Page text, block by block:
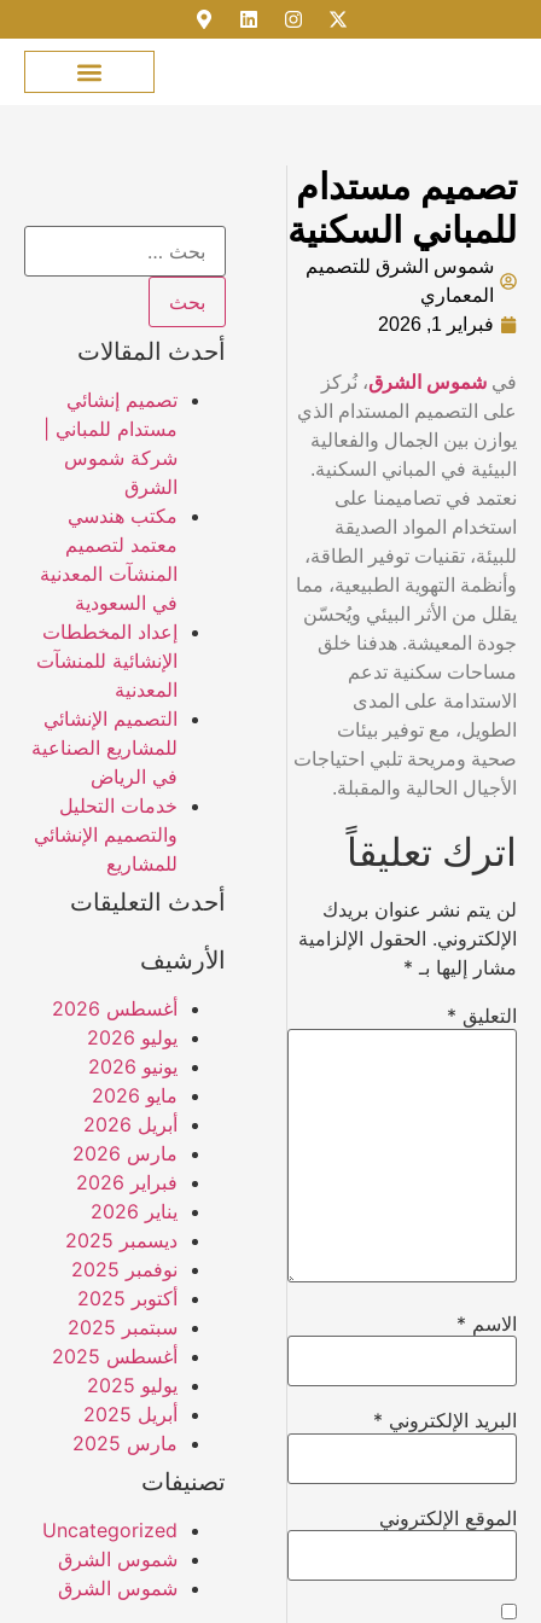
تصميم مستدام
للمباني السكنية
شموس الشرق للتصميم
المعماري
فبراير 1, 2026
في شموس الشرق، نُركز
على التصميم المستدام الذي
يوازن بين الجمال والفعالية
البيئية في المباني السكنية.
نعتمد في تصاميمنا على
استخدام المواد الصديقة
للبيئة، تقنيات توفير الطاقة،
وأنظمة التهوية الطبيعية، مما
يقلل من الأثر البيئي ويُحسّن
جودة المعيشة. هدفنا خلق
مساحات سكنية تدعم
الاستدامة على المدى
الطويل، مع توفير بيئات
صحية ومريحة تلبي احتياجات
الأجيال الحالية والمقبلة.
اترك تعليقاً
لن يتم نشر عنوان بريدك
الإلكتروني. الحقول الإلزامية
مشار إليها بـ *
التعليق *
الاسم *
البريد الإلكتروني *
الموقع الإلكتروني
أحدث المقالات
تصميم إنشائي
مستدام للمباني |
شركة شموس
الشرق
مكتب هندسي
معتمد لتصميم
المنشآت المعدنية
في السعودية
إعداد المخططات
الإنشائية للمنشآت
المعدنية
التصميم الإنشائي
للمشاريع الصناعية
في الرياض
خدمات التحليل
والتصميم الإنشائي
للمشاريع
أحدث التعليقات
الأرشيف
أغسطس 2026
يوليو 2026
يونيو 2026
مايو 2026
أبريل 2026
مارس 2026
فبراير 2026
يناير 2026
ديسمبر 2025
نوفمبر 2025
أكتوبر 2025
سبتمبر 2025
أغسطس 2025
يوليو 2025
أبريل 2025
مارس 2025
تصنيفات
Uncategorized
شموس الشرق
شموس الشرق